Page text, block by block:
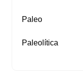
Paleo
Paleolítica